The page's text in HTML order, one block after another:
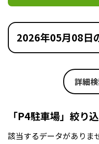
2026年05月08日
詳細
「P4駐車場」絞り
該当するデータがありま